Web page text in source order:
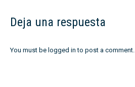
Deja una respuesta
You must be logged in to post a comment.